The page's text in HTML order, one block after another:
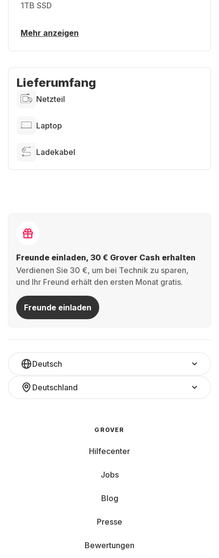
1TB SSD
Mehr anzeigen
Lieferumfang
Netzteil
Laptop
Ladekabel
Freunde einladen, 30 € Grover Cash erhalten
Verdienen Sie 30 €, um bei Technik zu sparen,
und Ihr Freund erhält den ersten Monat gratis.
Freunde einladen
Deutsch
Deutschland
GROVER
Hilfecenter
Jobs
Blog
Presse
Bewertungen